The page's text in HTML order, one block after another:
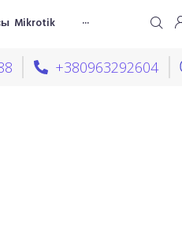
Mikrotik ···
+380963292604